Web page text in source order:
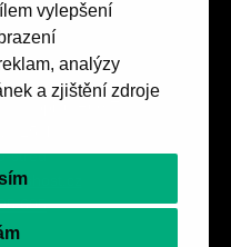
vylepšení
analýzy
a zjištění zdroje
střed
695